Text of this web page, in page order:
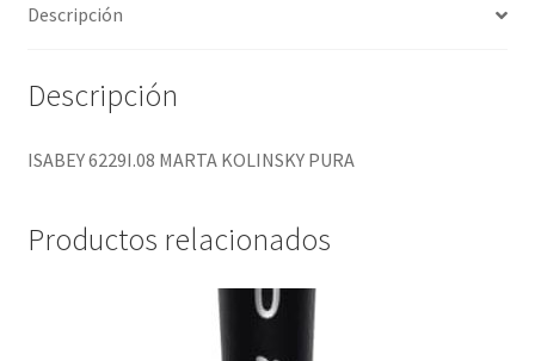
Descripción
Descripción
ISABEY 6229I.08 MARTA KOLINSKY PURA
Productos relacionados